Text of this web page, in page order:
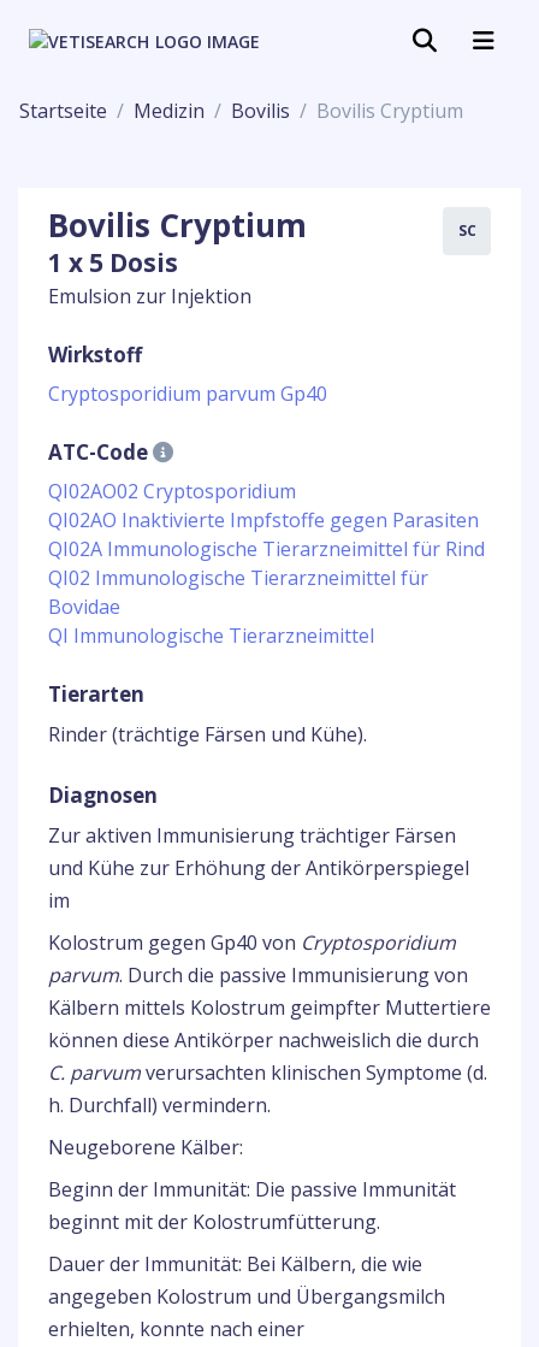
Startseite Medizin Bovilis Bovilis Cryptium
Bovilis Cryptium
1 x 5 Dosis
Emulsion zur Injektion
SC
Wirkstoff
Cryptosporidium parvum Gp40
ATC-Code
QI02AO02 Cryptosporidium
QI02AO Inaktivierte Impfstoffe gegen Parasiten
QI02A Immunologische Tierarzneimittel für Rind
QI02 Immunologische Tierarzneimittel für
Bovidae
QI Immunologische Tierarzneimittel
Tierarten
Rinder (trächtige Färsen und Kühe).
Diagnosen
Zur aktiven Immunisierung trächtiger Färsen
und Kühe zur Erhöhung der Antikörperspiegel
im
Kolostrum gegen Gp40 von Cryptosporidium
parvum. Durch die passive Immunisierung von
Kälbern mittels Kolostrum geimpfter Muttertiere
können diese Antikörper nachweislich die durch
C. parvumverursachten klinischen Symptome (d.
h. Durchfall) vermindern.
Neugeborene Kälber:
Beginn der Immunität: Die passive Immunität
beginnt mit der Kolostrumfütterung.
Dauer der Immunität: Bei Kälbern, die wie
angegeben Kolostrum und Übergangsmilch
erhielten, konnte nach einer